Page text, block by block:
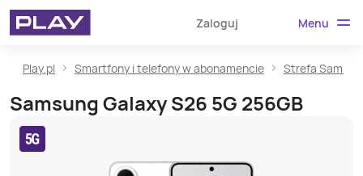
Zaloguj Menu
Play.pl Smartfony i telefony w abonamencie Strefa
Samsung Galaxy S26 5G 256GB